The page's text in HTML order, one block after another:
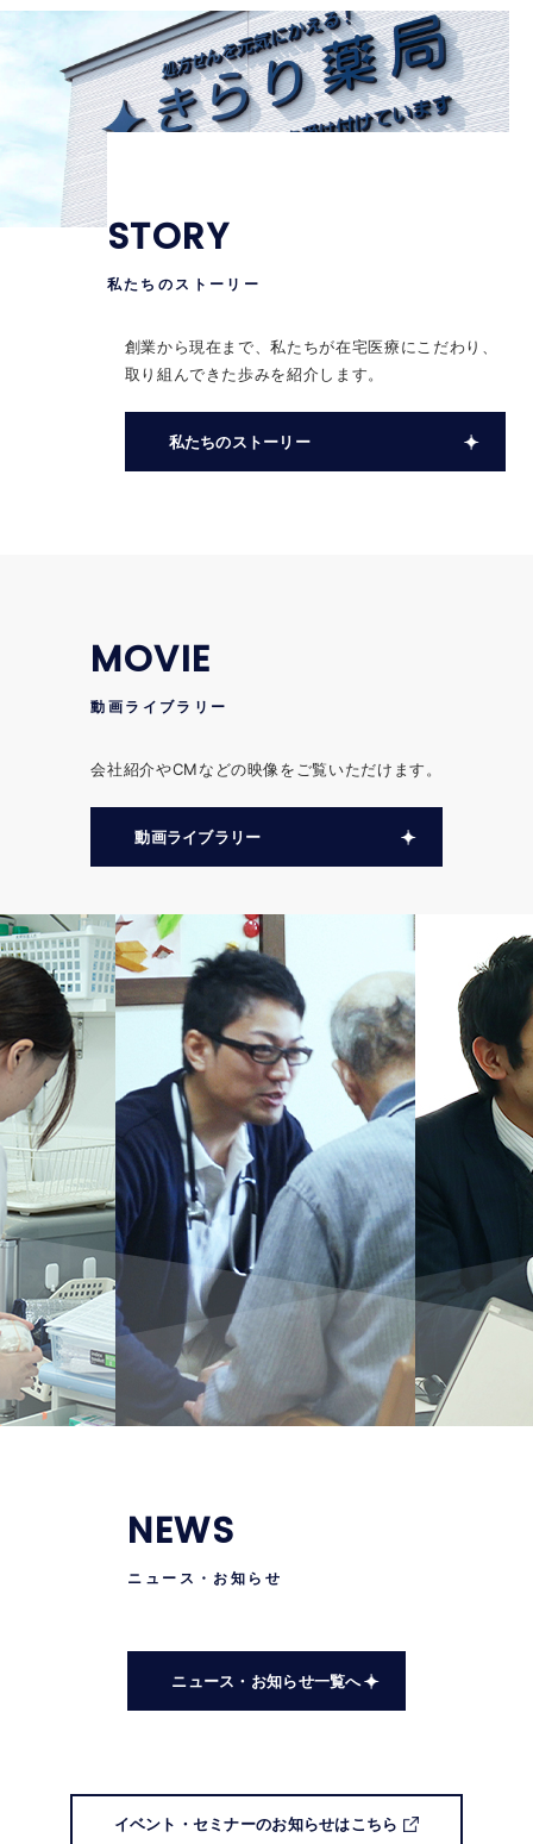
STORY
私たちのストーリー
創業から現在まで、私たちが在宅医療にこだわり、
取り組んできた歩みを紹介します。
私たちのストーリー
MOVIE
動画ライブラリー
会社紹介やCMなどの映像をご覧いただけます。
動画ライブラリー
NEWS
ニュース・お知らせ
ニュース・お知らせ一覧へ
イベント・セミナーのお知らせはこちら